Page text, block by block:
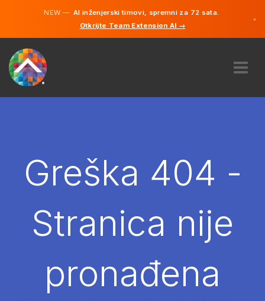
NEW —AI inženjerski timovi, spremni za 72 sata.
Otkrijte Team Extension AI →
×
NAJAMGreška 404 -
Stranica nije
pronađena